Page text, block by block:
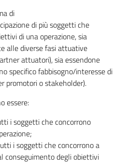
di
di più soggetti che
di una operazione, sia
alle diverse fasi attuative
attuatori), sia essendone
specifico fabbisogno/interesse di
promotori o stakeholder).
essere:
i soggetti che concorrono
i soggetti che concorrono a
conseguimento degli obiettivi